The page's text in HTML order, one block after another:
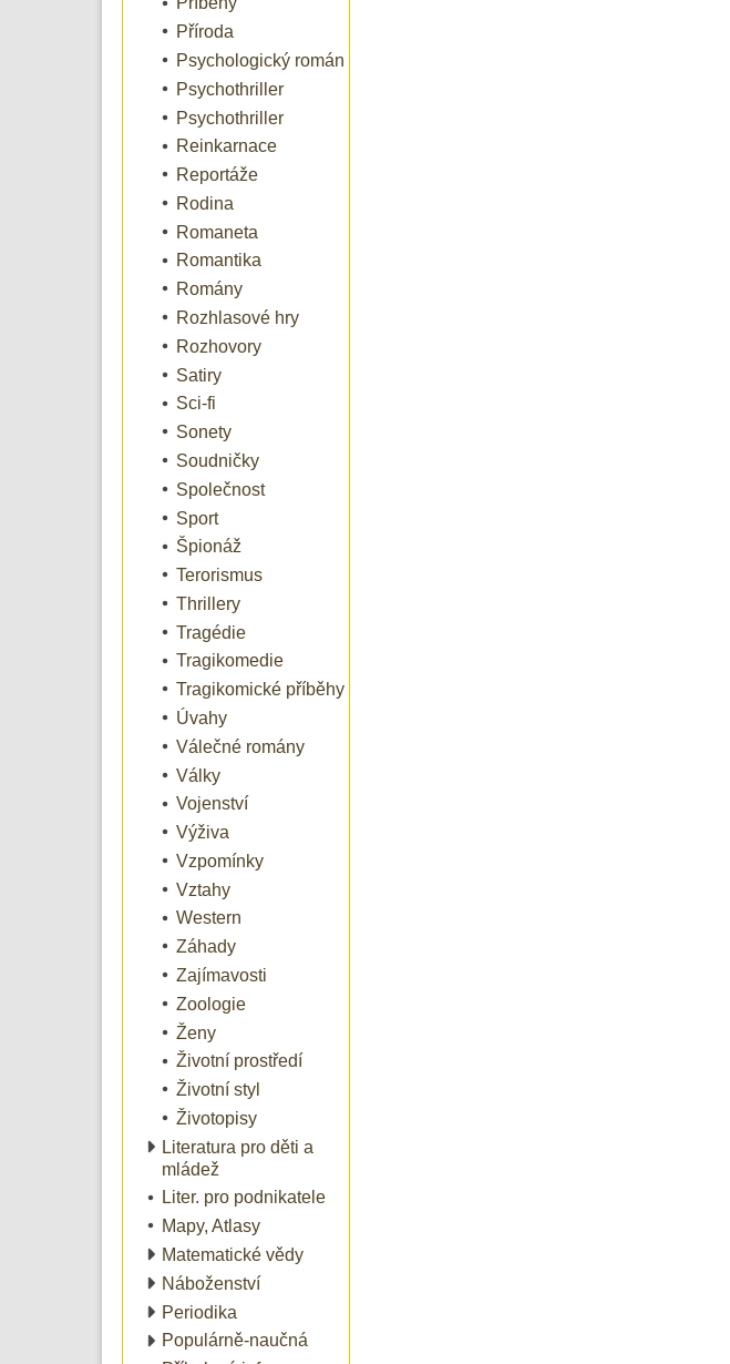
Příroda
Psychologický román
Psychothriller
Psychothriller
Reinkarnace
Reportáže
Rodina
Romaneta
Romantika
Romány
Rozhlasové hry
Rozhovory
Satiry
Sci-fi
Sonety
Soudničky
Společnost
Sport
Špionáž
Terorismus
Thrillery
Tragédie
Tragikomedie
Tragikomické příběhy
Úvahy
Válečné romány
Války
Vojenství
Výživa
Vzpomínky
Vztahy
Western
Záhady
Zajímavosti
Zoologie
Ženy
Životní prostředí
Životní styl
Životopisy
Literatura pro děti a
mládež
Liter. pro podnikatele
Mapy, Atlasy
Matematické vědy
Náboženství
Periodika
Populárně-naučná